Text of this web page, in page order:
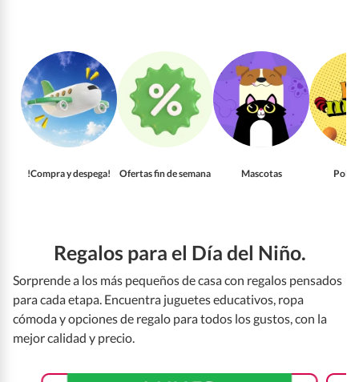
!Compra y despega! Ofertas fin de semana Mascotas
Regalos para el Día del Niño.
Sorprende a los más pequeños de casa con regalos pensados
para cada etapa. Encuentra juguetes educativos, ropa
cómoda y opciones de regalo para todos los gustos, con la
mejor calidad y precio.